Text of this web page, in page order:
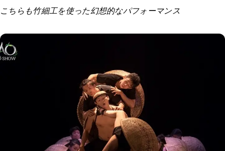
こちらも竹細工を使った幻想的なパフォーマンス